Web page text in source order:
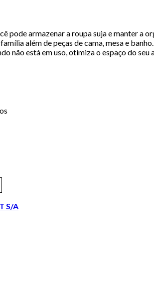
pode armazenar a roupa suja e manter
além de peças de cama, mesa e banho.
não está em uso, otimiza o espaço do
S/A